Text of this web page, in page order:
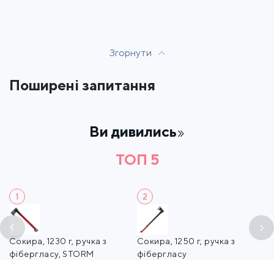
Згорнути
Поширені запитання
Ви дивились
ТОП 5
1
Сокира, 1230 г, ручка з
фібергласу, STORM
2
Сокира, 1250 г, ручка з
фібергласу